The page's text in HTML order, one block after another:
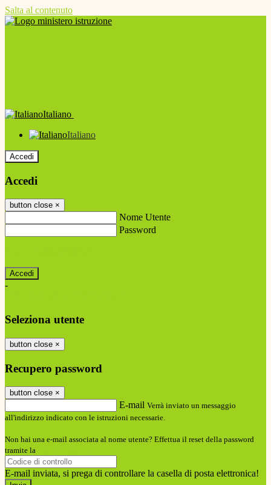
Salta al contenuto
Italiano
Italiano
Accedi
Accedi
button close ×
Nome Utente
Password
-
Seleziona utente
button close ×
Recupero password
button close ×
E-mail Verrà inviato un messaggio
all'indirizzo indicato con le istruzioni necessarie.
Non hai una e-mail associata al nome utente? Effettua il reset della password
tramite la
E-mail inviata, si prega di controllare la casella di posta elettronica!